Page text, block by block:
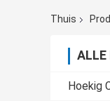
Thuis
ALLE
Hoekig